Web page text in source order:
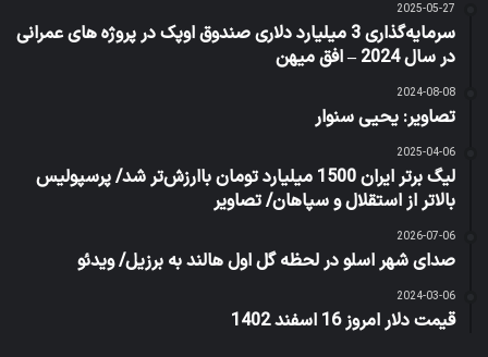
2025-05-27
سرمایه‌گذاری 3 میلیارد دلاری صندوق اوپک در پروژه های عمرانی
در سال 2024 – افق میهن
2024-08-08
تصاویر: یحیی سنوار
2025-04-06
لیگ برتر ایران 1500 میلیارد تومان باارزش‌تر شد/ پرسپولیس
بالاتر از استقلال و سپاهان/ تصاویر
2026-07-06
صدای شهر اسلو در لحظه گل اول هالند به برزیل/ ویدئو
2024-03-06
قیمت دلار امروز 16 اسفند 1402